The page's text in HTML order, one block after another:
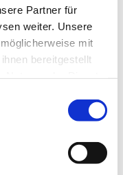
Partner für
weiter. Unsere
mit
bereitgestellt